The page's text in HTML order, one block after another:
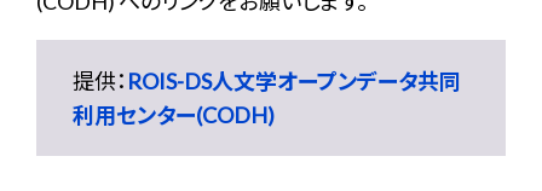
提供： ROIS-DS人文学オープンデータ共同
利用センター(CODH)